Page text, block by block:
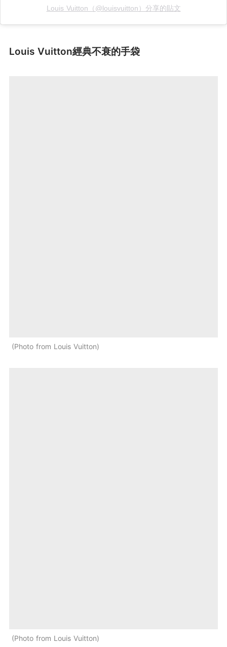
Louis Vuitton（@louisvuitton）分享的貼文
Louis Vuitton經典不衰的手袋
Photo from Louis Vuitton
Photo from Louis Vuitton